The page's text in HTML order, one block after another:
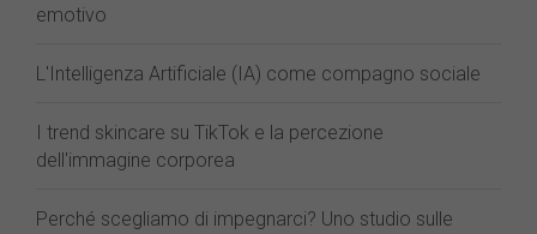
emotivo
L'Intelligenza Artificiale (IA) come compagno sociale
I trend skincare su TikTok e la percezione
dell'immagine corporea
Perché scegliamo di impegnarci? Uno studio sulle